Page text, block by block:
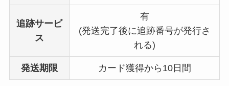
追跡サービ
ス
有
(発送完了後に追跡番号が発行さ
れる)
発送期限 カード獲得から10日間